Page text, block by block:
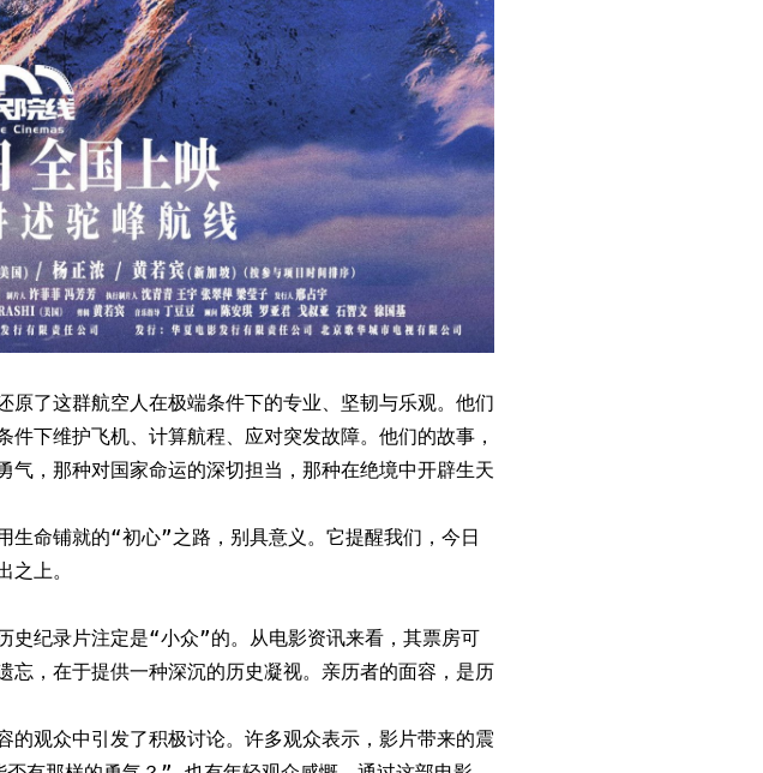
了这群航空人在极端条件下的专业、坚韧与乐观。他们
下维护飞机、计算航程、应对突发故障。他们的故事，
，那种对国家命运的深切担当，那种在绝境中开辟生天
命铺就的“初心”之路，别具意义。它提醒我们，今日
上。
史纪录片注定是“小众”的。从电影资讯来看，其票房可
，在于提供一种深沉的历史凝视。亲历者的面容，是历
观众中引发了积极讨论。许多观众表示，影片带来的震